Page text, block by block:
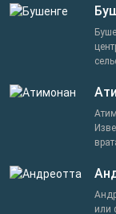
или